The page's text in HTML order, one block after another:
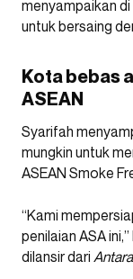
menyampaikan
untuk bersaing
Kota bebas
ASEAN
Syarifah
mungkin untuk
ASEAN Smoke
“Kami
penilaian ASA
dilansir dari Antara